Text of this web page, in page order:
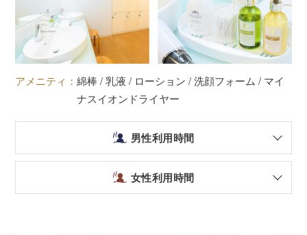
アメニティ：綿棒 / 乳液 / ローション / 洗顔フォーム / マイ
ナスイオンドライヤー
男性利用時間
女性利用時間